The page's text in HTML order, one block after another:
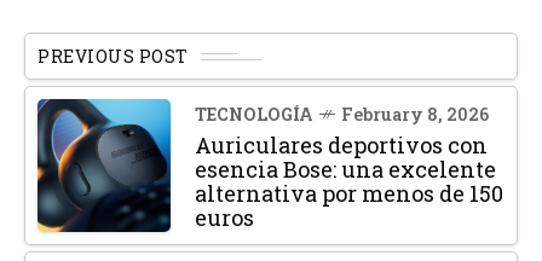
PREVIOUS POST
TECNOLOGÍA February 8, 2026
Auriculares deportivos con
esencia Bose: una excelente
alternativa por menos de 150
euros